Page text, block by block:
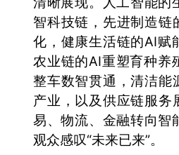
智科技链，先进制造链
化，健康生活链的AI赋
农业链的AI重塑育种养
整车数智贯通，清洁能
产业，以及供应链服务
易、物流、金融转向智
观众感叹“未来已来”。